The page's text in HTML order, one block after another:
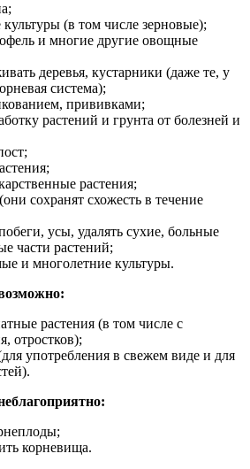
культуры (в том числе зерновые);
и многие другие овощные
деревья, кустарники (даже те, у
система);
прививками;
растений и грунта от болезней и
растения;
сохранят схожесть в течение
усы, удалять сухие, больные
части растений;
и многолетние культуры.
растения (в том числе с
отростков);
употребления в свежем виде и для
корневища.